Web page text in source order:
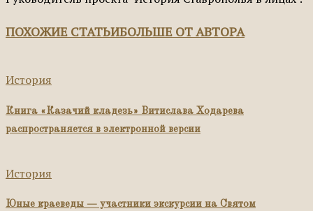
ПОХОЖИЕ СТАТЬИБОЛЬШЕ ОТ АВТОРА
История
Книга «Казачий кладезь» Витислава Ходарева
распространяется в электронной версии
История
Юные краеведы — участники экскурсии на Святом